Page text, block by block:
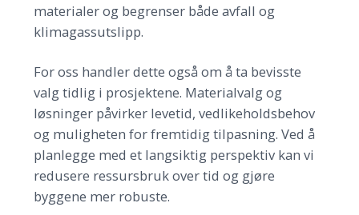
materialer og begrenser både avfall og
klimagassutslipp.
For oss handler dette også om å ta bevisste
valg tidlig i prosjektene. Materialvalg og
løsninger påvirker levetid, vedlikeholdsbehov
og muligheten for fremtidig tilpasning. Ved å
planlegge med et langsiktig perspektiv kan vi
redusere ressursbruk over tid og gjøre
byggene mer robuste.